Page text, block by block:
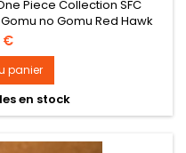
Piece Collection SFC
no Gomu Red Hawk
taille : environ 16 cm.
€
panier
en stock